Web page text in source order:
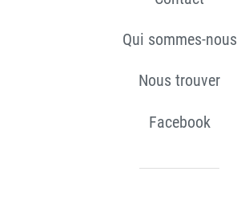
Qui sommes-nous
Nous trouver
Facebook